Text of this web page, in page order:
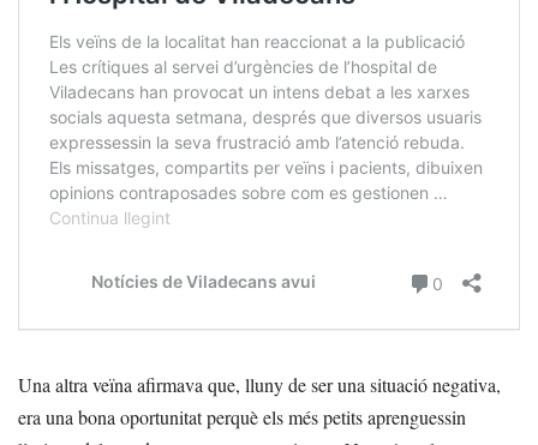
Una altra veïna afirmava que, lluny de ser una situació negativa,
era una bona oportunitat perquè els més petits aprenguessin